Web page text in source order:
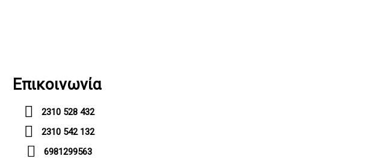
Επικοινωνία
2310 528 432
2310 542 132
6981299563